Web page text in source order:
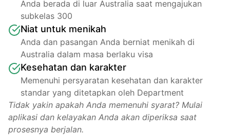
Anda berada di luar Australia saat mengajukan
subkelas 300
Niat untuk menikah
Anda dan pasangan Anda berniat menikah di
Australia dalam masa berlaku visa
Kesehatan dan karakter
Memenuhi persyaratan kesehatan dan karakter
standar yang ditetapkan oleh Department
Tidak yakin apakah Anda memenuhi syarat? Mulai
aplikasi dan kelayakan Anda akan diperiksa saat
prosesnya berjalan.